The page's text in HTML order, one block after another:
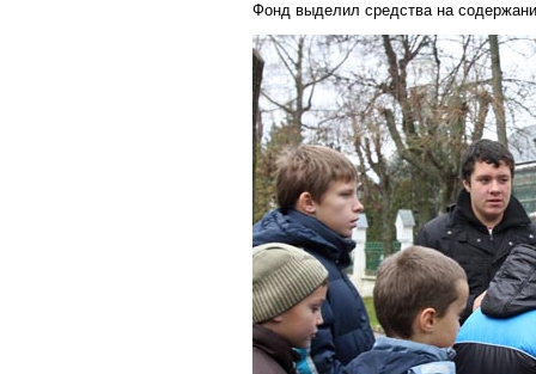
Фонд выделил средства на